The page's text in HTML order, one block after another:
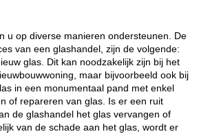
u op diverse manieren ondersteunen. De
van een glashandel, zijn de volgende:
glas. Dit kan noodzakelijk zijn bij het
maar bijvoorbeeld ook bij
in een monumentaal pand met enkel
of repareren van glas. Is er een ruit
de glashandel het glas vervangen of
van de schade aan het glas, wordt er